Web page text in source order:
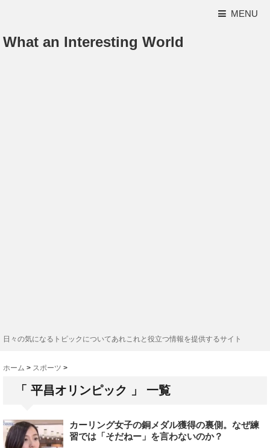
MENU
What an Interesting World
日々の気になるトピックについてあれこれと役立つ情報を提供するサイト
ホーム > スポーツ >
「 平昌オリンピック 」 一覧
カーリング女子の銅メダル獲得の裏側。なぜ練
習では「そだねー」を言わないのか？